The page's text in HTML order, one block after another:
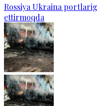
Rossiya Ukraina
ettirmoqda